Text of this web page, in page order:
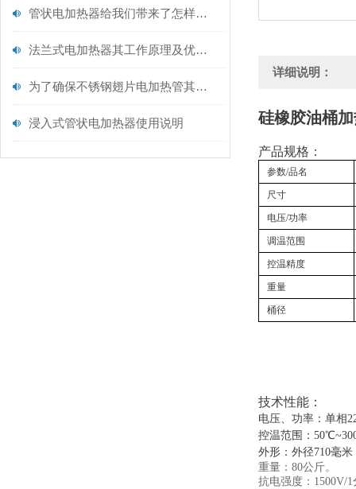
管状电加热器给我们带来了怎样的优势呢？
法兰式电加热器其工作原理及优点分别如下
为了确保不锈钢翅片电加热管其长期稳定的运行，少不了以下操作事项！
浸入式管状电加热器使用说明
详细说明：
硅橡胶油桶
产品规格：
参数/品名
尺寸
电压/功率
调温范围
控温精度
重量
桶径
技术性能：
电压、功率：单相
控温范围：
外形：外径710毫
重量：80公斤。
抗电强度：1500V/1